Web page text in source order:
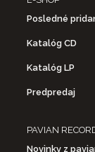
Posledné
Katalóg CD
Katalóg LP
Predpredaj
PAVIAN
Novinky z